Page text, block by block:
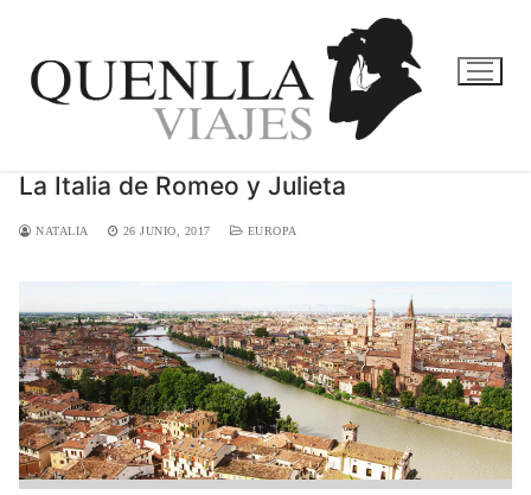
contenido
La Italia de Romeo y Julieta
NATALIA 26 JUNIO, 2017 EUROPA